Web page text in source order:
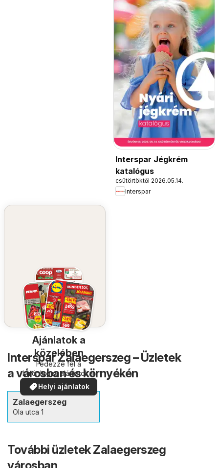
Interspar Jégkrém
katalógus
csütörtöktől 2026.05.14.
Interspar
Ajánlatok a
közelében
Fedezze fel a
különleges ajánlatokat
Helyi ajánlatok
Interspar Zalaegerszeg – Üzletek
a városban és környékén
Zalaegerszeg
Ola utca 1
További üzletek Zalaegerszeg